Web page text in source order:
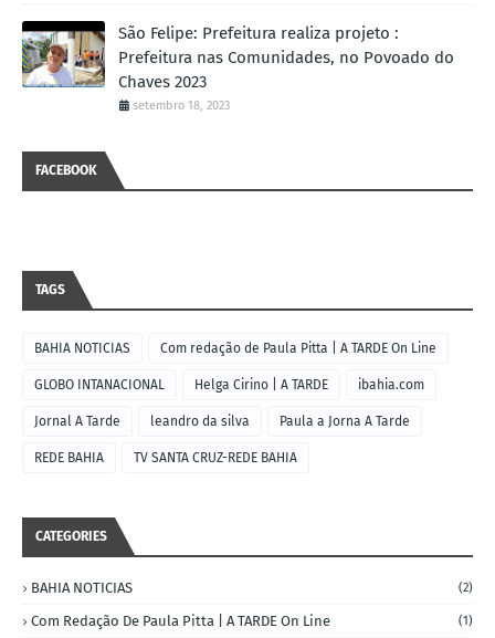
São Felipe: Prefeitura realiza projeto :
Prefeitura nas Comunidades, no Povoado do
Chaves 2023
setembro 18, 2023
FACEBOOK
TAGS
BAHIA NOTICIAS Com redação de Paula Pitta | A TARDE On Line
GLOBO INTANACIONAL Helga Cirino | A TARDE ibahia.com
Jornal A Tarde leandro da silva Paula a Jorna A Tarde
REDE BAHIA TV SANTA CRUZ-REDE BAHIA
CATEGORIES
BAHIA NOTICIAS (2)
Com Redação De Paula Pitta | A TARDE On Line (1)